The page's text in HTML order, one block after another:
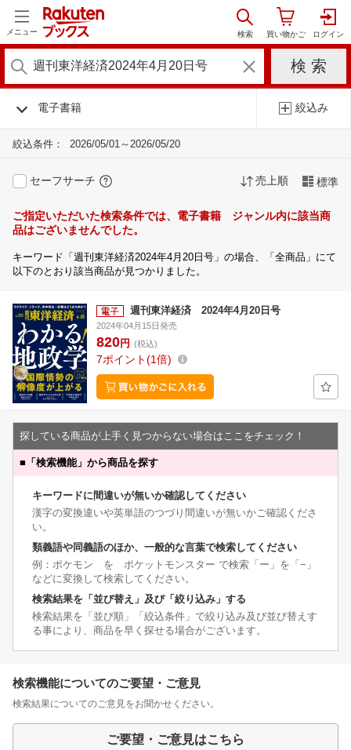
メニュー
電子書籍 絞込み
絞込条件： 2026/05/01～2026/05/20
セーフサーチ 売上順 標準
ご指定いただいた検索条件では、電子書籍 ジャンル内に該当商
品はございませんでした。
キーワード「週刊東洋経済2024年4月20日号」の場合、「全商品」にて
以下のとおり該当商品が見つかりました。
週刊東洋経済 2024年4月20日号
2024年04月15日発売
820円 (税込)
7ポイント 1倍
探している商品が上手く見つからない場合はここをチェック！
■ 「検索機能」から商品を探す
キーワードに間違いが無いか確認してください
漢字の変換違いや英単語のつづり間違いが無いかご確認くださ
い。
類義語や同義語のほか、一般的な言葉で検索してください
例：ポケモン を ポケットモンスター で検索「ー」を「−」
などに変換して検索してください。
検索結果を「並び替え」及び「絞り込み」する
検索結果を「並び順」「絞込条件」で絞り込み及び並び替えす
る事により、商品を早く探せる場合がございます。
検索機能についてのご要望・ご意見
検索結果についてのご意見をお聞かせください。
ご要望・ご意見はこちら